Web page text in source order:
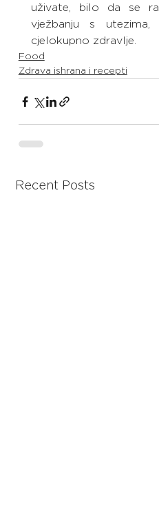
uživate, bilo da se
vježbanju s
cjelokupno zdravlje.
Food
Zdrava ishrana i recepti
Recent Posts